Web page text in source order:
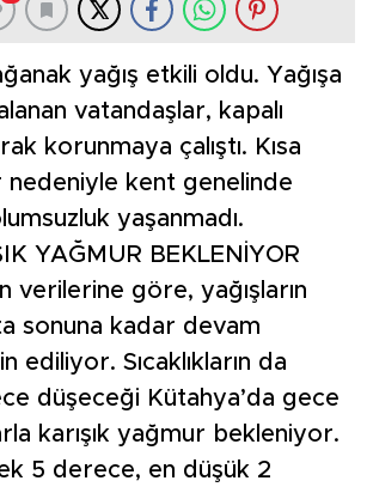
yağış etkili oldu. Yağışa
vatandaşlar, kapalı
korunmaya çalıştı. Kısa
nedeniyle kent genelinde
yaşanmadı.
YAĞMUR BEKLENİYOR
verilerine göre, yağışların
sonuna kadar devam
ediliyor. Sıcaklıkların da
düşeceği Kütahya’da gece
karışık yağmur bekleniyor.
5 derece, en düşük 2